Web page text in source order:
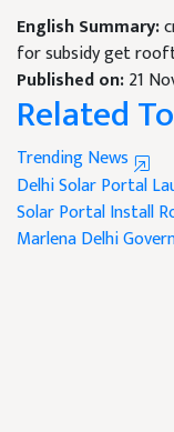
English Summary:
for subsidy get
Published on:21
Related
Trending News
Delhi Solar Portal
Solar PortalInstall
MarlenaDelhi